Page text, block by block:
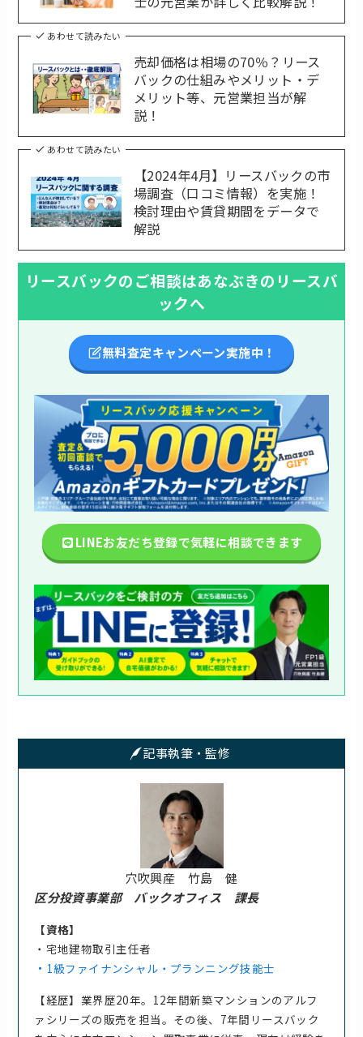
あわせて読みたい
売却価格は相場の70％？リース
バックの仕組みやメリット・デ
メリット等、元営業担当が解
説！
あわせて読みたい
【2024年4月】リースバックの市
場調査（口コミ情報）を実施！
検討理由や賃貸期間をデータで
解説
リースバックのご相談はあなぶきのリースバ
ックへ
無料査定キャンペーン実施中！
LINEお友だち登録で気軽に相談できます
記事執筆・監修
穴吹興産 竹島 健
区分投資事業部 バックオフィス 課長
【資格】
・宅地建物取引主任者
・ 1級ファイナンシャル・プランニング技能士
【経歴】業界歴20年。12年間新築マンションのアルフ
ァシリーズの販売を担当。その後、7年間リースバック